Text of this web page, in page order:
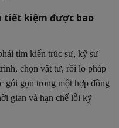
tiết kiệm được bao
tìm kiến trúc sư, kỹ sư
chọn vật tư, rồi lo pháp
gói gọn trong một hợp đồng
gian và hạn chế lỗi kỹ